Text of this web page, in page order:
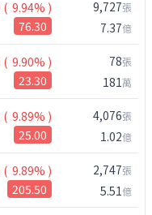
( 9.94% )
76.30
9,727張
7.37億
( 9.90% )
23.30
78張
181萬
( 9.89% )
25.00
4,076張
1.02億
( 9.89% )
205.50
2,747張
5.51億